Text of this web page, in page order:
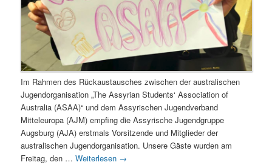
Im Rahmen des Rückaustausches zwischen der australischen
Jugendorganisation „The Assyrian Students‘ Association of
Australia (ASAA)“ und dem Assyrischen Jugendverband
Mitteleuropa (AJM) empfing die Assyrische Jugendgruppe
Augsburg (AJA) erstmals Vorsitzende und Mitglieder der
australischen Jugendorganisation. Unsere Gäste wurden am
Freitag, den …Weiterlesen →